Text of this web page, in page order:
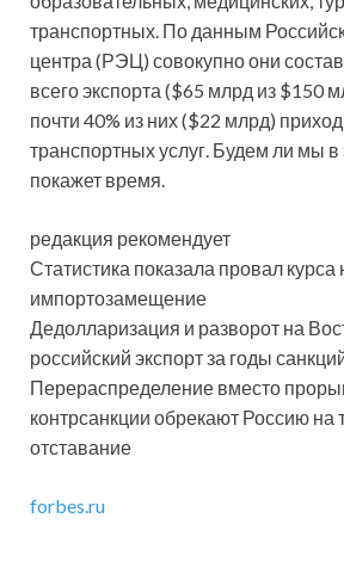
транспортных. По данным
центра (РЭЦ) совокупно они
всего экспорта ($65 млрд из $150
почти 40% из них ($22 млрд)
транспортных услуг. Будем ли мы
покажет время.
редакция рекомендует
Статистика показала провал курса
импортозамещение
Дедолларизация и разворот на
российский экспорт за годы
Перераспределение вместо
контрсанкции обрекают Россию на
отставание
forbes.ru